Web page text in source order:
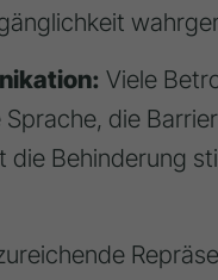
Viele
die
Behinderung